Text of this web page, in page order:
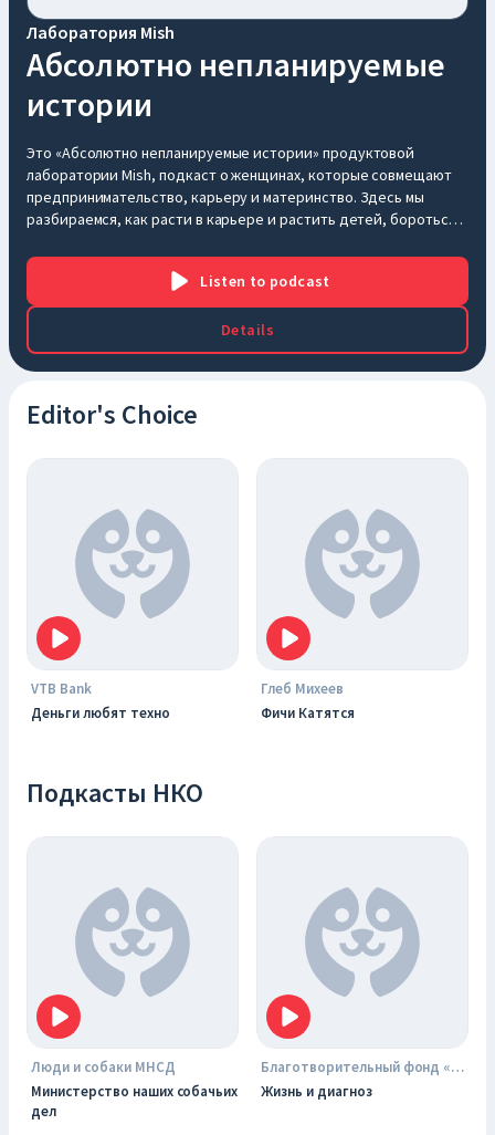
Лаборатория Mish
Абсолютно непланируемые
истории
Это «Абсолютно непланируемые истории» продуктовой
лаборатории Mish, подкаст о женщинах, которые совмещают
предпринимательство, карьеру и материнство. Здесь мы
разбираемся, как расти в карьере и растить детей, бороться
мать — в себе. Tg Mish:https://t.me/labmish
Listen to podcast
Details
Editor's Choice
VTB Bank
Деньги любят техно
Глеб Михеев
Фичи Катятся
Подкасты НКО
Люди и собаки МНСД
Министерство наших собачьих
дел
Благотворительный фонд «Острова»
Жизнь и диагноз